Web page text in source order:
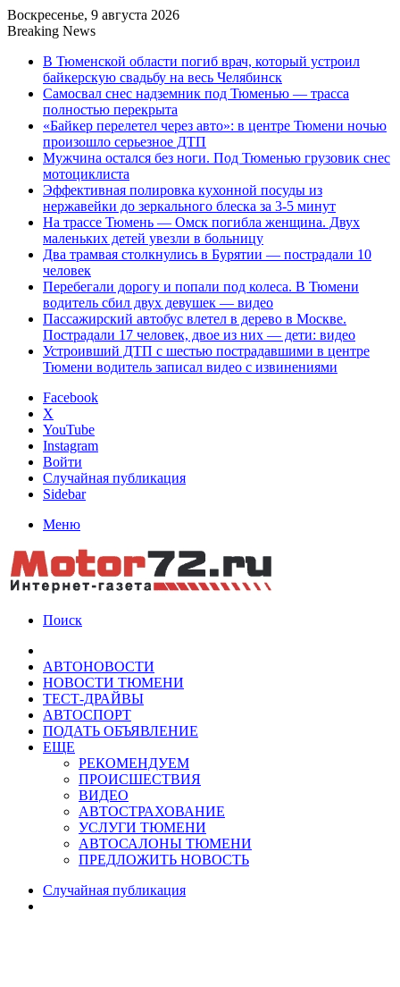
Воскресенье, 9 августа 2026
Breaking News
В Тюменской области погиб врач, который устроил
байкерскую свадьбу на весь Челябинск
Самосвал снес надземник под Тюменью — трасса
полностью перекрыта
«Байкер перелетел через авто»: в центре Тюмени ночью
произошло серьезное ДТП
Мужчина остался без ноги. Под Тюменью грузовик снес
мотоциклиста
Эффективная полировка кухонной посуды из
нержавейки до зеркального блеска за 3-5 минут
На трассе Тюмень — Омск погибла женщина. Двух
маленьких детей увезли в больницу
Два трамвая столкнулись в Бурятии — пострадали 10
человек
Перебегали дорогу и попали под колеса. В Тюмени
водитель сбил двух девушек — видео
Пассажирский автобус влетел в дерево в Москве.
Пострадали 17 человек, двое из них — дети: видео
Устроивший ДТП с шестью пострадавшими в центре
Тюмени водитель записал видео с извинениями
Facebook
X
YouTube
Instagram
Войти
Случайная публикация
Sidebar
Меню
Поиск
АВТОНОВОСТИ
НОВОСТИ ТЮМЕНИ
ТЕСТ-ДРАЙВЫ
АВТОСПОРТ
ПОДАТЬ ОБЪЯВЛЕНИЕ
ЕЩЕ
РЕКОМЕНДУЕМ
ПРОИСШЕСТВИЯ
ВИДЕО
АВТОСТРАХОВАНИЕ
УСЛУГИ ТЮМЕНИ
АВТОСАЛОНЫ ТЮМЕНИ
ПРЕДЛОЖИТЬ НОВОСТЬ
Случайная публикация